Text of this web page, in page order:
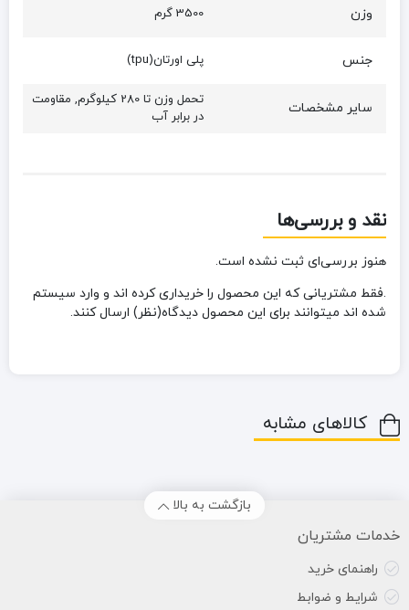
وزن 3500 گرم
جنس پلی اورتان(tpu)
سایر مشخصات
تحمل وزن تا 280 کیلوگرم, مقاومت
در برابر آب
نقد و بررسی‌ها
هنوز بررسی‌ای ثبت نشده است.
.فقط مشتریانی که این محصول را خریداری کرده اند و وارد سیستم
شده اند میتوانند برای این محصول دیدگاه(نظر) ارسال کنند.
کالاهای مشابه
بازگشت به بالا
خدمات مشتریان
راهنمای خرید
شرایط و ضوابط